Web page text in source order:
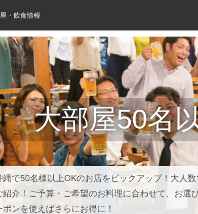
・飲食情報
大部屋50名
縄で50名様以上OKのお店をピックアップ！大人
紹介！ご予算・ご希望のお料理に合わせて、お選
ポンを使えばさらにお得に！